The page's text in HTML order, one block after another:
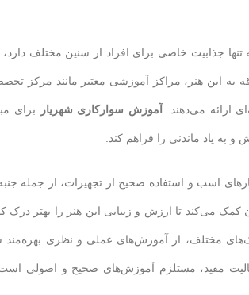
جذابیت خاصی برای افراد از سنین مختلف
به این هنر، مراکز آموزشی معتبر مانند مرکز
ارائه می‌دهند. آموزش سوارکاری شهریار برای
به یاد ماندنی را فراهم کند.
اسب و استفاده صحیح از تجهیزات، از جمله
کمک می‌کند تا ارزش و زیبایی این هنر را بهتر درک
مختلف، از آموزش‌های عملی و نظری بهره‌مند
مفید، مستلزم آموزش‌های صحیح و اصولی